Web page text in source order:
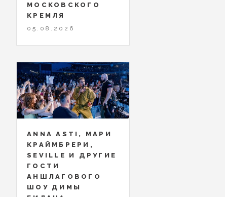
МОСКОВСКОГО
КРЕМЛЯ
05.08.2026
ANNA ASTI, МАРИ
КРАЙМБРЕРИ,
SEVILLE И ДРУГИЕ
ГОСТИ
АНШЛАГОВОГО
ШОУ ДИМЫ